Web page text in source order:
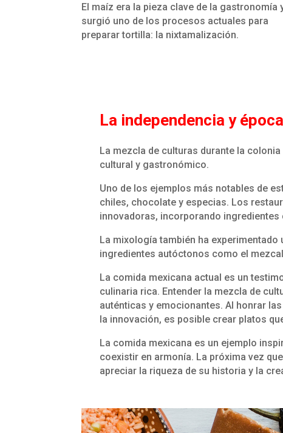
El maíz era la pieza clave de la gastronomía
surgió uno de los procesos actuales para
preparar tortilla: la nixtamalización.
La independencia y
La mezcla de culturas durante la
cultural y gastronómico.
Uno de los ejemplos más notables de
chiles, chocolate y especias. Los
innovadoras, incorporando
La mixología también ha
ingredientes autóctonos como el
La comida mexicana actual es un
culinaria rica. Entender la mezcla de
auténticas y emocionantes. Al honrar
la innovación, es posible crear platos
La comida mexicana es un ejemplo
coexistir en armonía. La próxima vez
apreciar la riqueza de su historia y la